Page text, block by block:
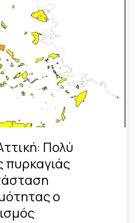
Πολύ
πυρκαγιάς
ο